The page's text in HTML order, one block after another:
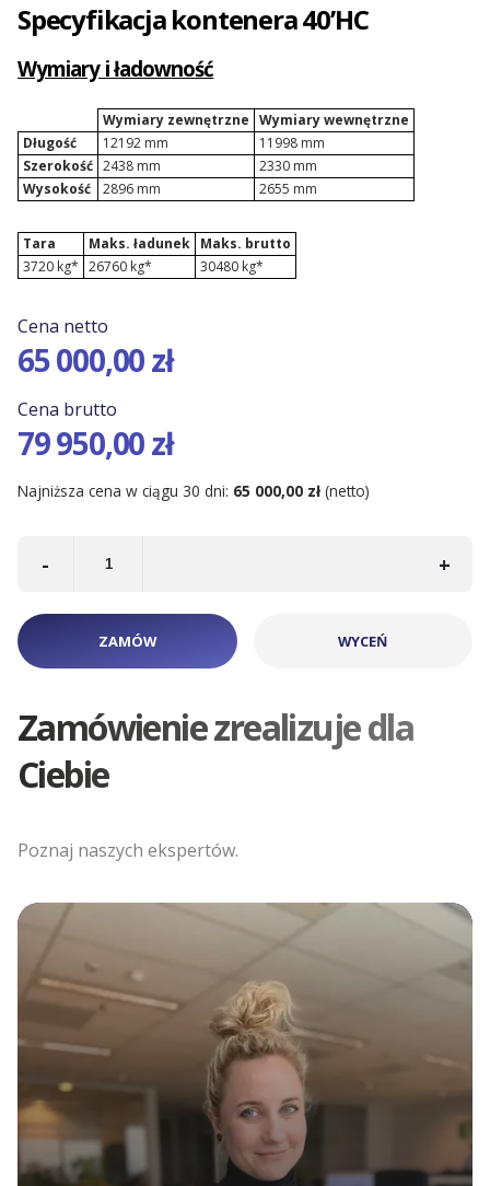
Specyfikacja kontenera 40’HC
Wymiary i ładowność
Wymiary zewnętrzne Wymiary wewnętrzne
Długość
12192 mm
11998 mm
Szerokość 2438 mm
2330 mm
Wysokość
2896 mm 2655 mm
Tara Maks. ładunek Maks. brutto
3720 kg* 26760 kg* 30480 kg*
Cena netto
65 000,00 zł
Cena brutto
79 950,00 zł
Najniższa cena w ciągu 30 dni: 65 000,00 zł (netto)
+
-
ZAMÓW WYCEŃ
Zamówienie zrealizuje dla
Ciebie
Poznaj naszych ekspertów.